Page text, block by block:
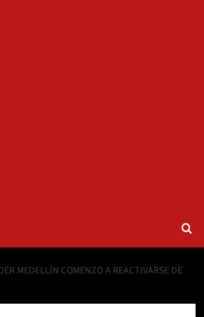
MEDELLÍN COMENZÓ A REACTIVARSE DE